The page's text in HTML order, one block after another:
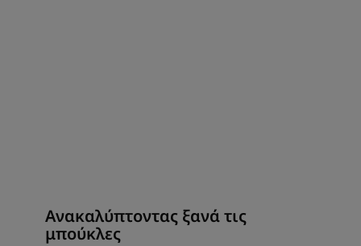
Ανακαλύπτοντας ξανά τις
μπούκλες